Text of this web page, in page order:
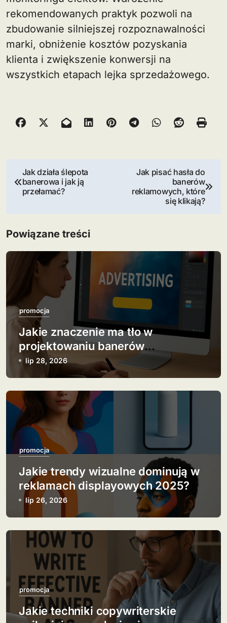
rekomendowanych praktyk pozwoli na
zbudowanie silniejszej rozpoznawalności
marki, obniżenie kosztów pozyskania
klienta i zwiększenie konwersji na
wszystkich etapach lejka sprzedażowego.
i
g
j
p
i
u
Jak działa ślepota
banerowa i jak ją
przełamać?
Jak pisać hasła do
banerów
reklamowych, które
się klikają?
Powiązane treści
promocja
Jakie znaczenie ma tło w
projektowaniu banerów
reklamowych?
lip 28, 2026
promocja
Jakie trendy wizualne dominują w
reklamach displayowych 2025?
lip 26, 2026
promocja
Jakie techniki copywriterskie